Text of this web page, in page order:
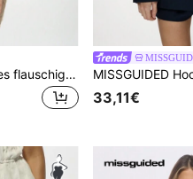
MISSGUIDED Luxuriöses flauschiges Strick Crop Top und Mini Rock Set für Abendpartys, Clubwear, weiches, plüschiges Textur-Co-Ord Outfit für Winterpartys und Feiern
33,11€